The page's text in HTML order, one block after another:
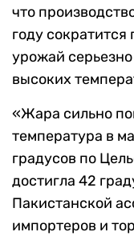
что
году
урожай
высоких
«Жара сильно
температура в
градусов по
достигла 42
Пакистанской
импортеров и